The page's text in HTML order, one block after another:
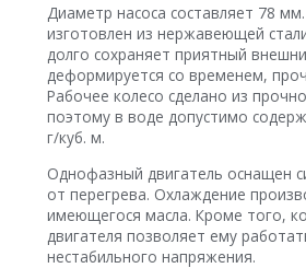
Диаметр насоса составляет 78
изготовлен из нержавеющей
долго сохраняет приятный
деформируется со временем,
Рабочее колесо сделано из
поэтому в воде допустимо
г/куб. м.
Однофазный двигатель оснащен
от перегрева. Охлаждение
имеющегося масла. Кроме того,
двигателя позволяет ему
нестабильного напряжения.